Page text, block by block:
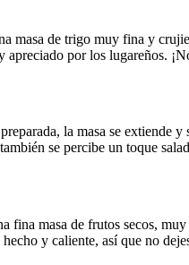
de trigo muy fina y
apreciado por los lugareños.
la masa se extiende y
se percibe un toque
masa de frutos secos,
y caliente, así que no